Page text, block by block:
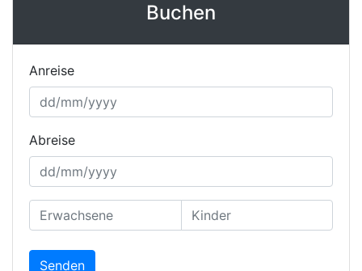
Buchen
Anreise
Abreise
Senden